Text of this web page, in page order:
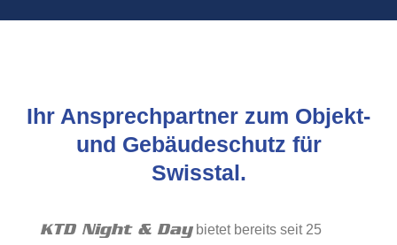
Ihr Ansprechpartner zum Objekt-
und Gebäudeschutz für
Swisstal.
KTD Night & Daybietet bereits seit 25